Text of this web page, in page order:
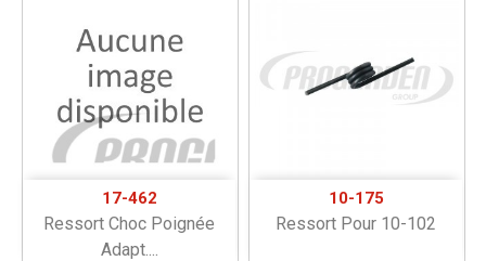
17-462
Ressort Choc Poignée
Adapt....
10-175
Ressort Pour 10-102